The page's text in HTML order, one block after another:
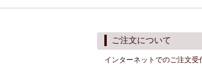
ご注文について
インターネットでのご注文受